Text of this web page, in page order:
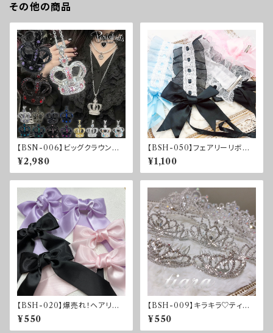
その他の商品
【BSN-006】ビッグクラウンネ
ックレス
¥2,980
【BSH-050】フェアリーリボン
ヘッドドレス
¥1,100
【BSH-020】爆売れ！ヘアリボ
ンクリップ2SET
¥550
【BSH-009】キラキラ♡ティア
ラ♡
¥550